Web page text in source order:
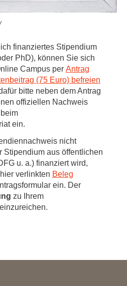
finanziertes Stipendium
PhD), können Sie sich
Campus per Antrag
(75 Euro) befreien
bitte neben dem Antrag
offiziellen Nachweis
ein.
nicht
Stipendium aus öffentlichen
u. a.) finanziert wird,
verlinkten Beleg
ein. Der
zu Ihrem